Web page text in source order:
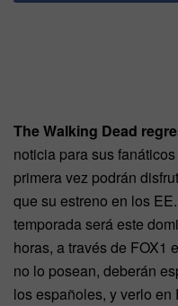
The Walking Dead
noticia para sus
primera vez podrán
que su estreno en los
temporada será este
horas, a través de FOX1
no lo posean, deberán
los españoles, y verlo en